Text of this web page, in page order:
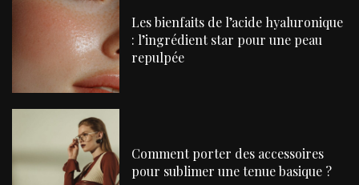
Les bienfaits de l’acide hyaluronique
: l’ingrédient star pour une peau
repulpée
Comment porter des accessoires
pour sublimer une tenue basique ?